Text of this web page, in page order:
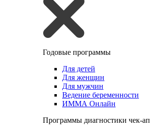
Годовые программы
Для детей
Для женщин
Для мужчин
Ведение беременности
ИММА Онлайн
Программы диагностики чек-ап